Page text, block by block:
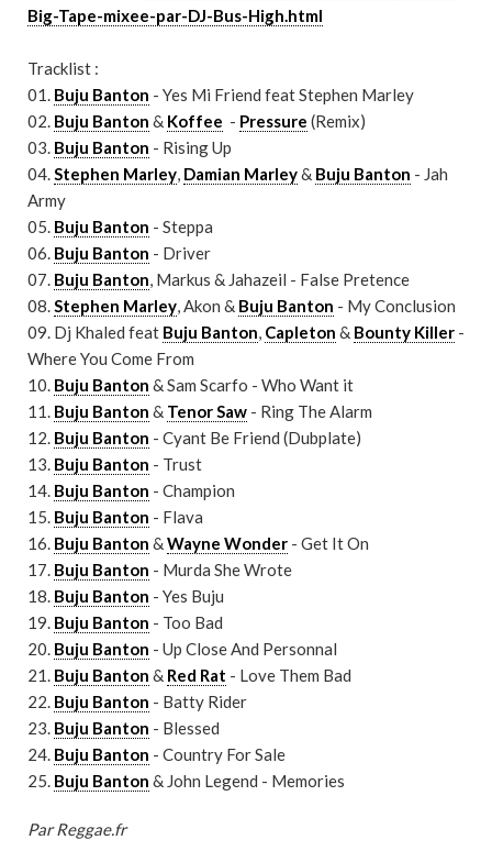
Big-Tape-mixee-par-DJ-Bus-High.html
Tracklist :
01. Buju Banton - Yes Mi Friend feat Stephen Marley
02. Buju Banton & Koffee - Pressure (Remix)
03. Buju Banton - Rising Up
04.Stephen Marley, Damian Marley& Buju Banton - Jah
Army
05. Buju Banton - Steppa
06. Buju Banton - Driver
07. Buju Banton, Markus & Jahazeil - False Pretence
08.Stephen Marley, Akon & Buju Banton - My Conclusion
09. Dj Khaled feat Buju Banton, Capleton & Bounty Killer -
Where You Come From
10. Buju Banton & Sam Scarfo - Who Want it
11. Buju Banton & Tenor Saw - Ring The Alarm
12. Buju Banton - Cyant Be Friend (Dubplate)
13. Buju Banton - Trust
14. Buju Banton - Champion
15. Buju Banton - Flava
16. Buju Banton &Wayne Wonder - Get It On
17. Buju Banton - Murda She Wrote
18. Buju Banton - Yes Buju
19. Buju Banton - Too Bad
20. Buju Banton - Up Close And Personnal
21. Buju Banton & Red Rat - Love Them Bad
22. Buju Banton - Batty Rider
23. Buju Banton - Blessed
24. Buju Banton - Country For Sale
25. Buju Banton & John Legend - Memories
Par Reggae.fr